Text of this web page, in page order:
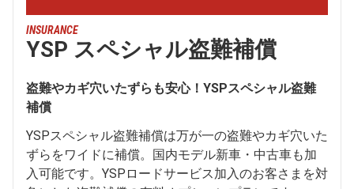
INSURANCE
YSP スペシャル盗難補償
盗難やカギ穴いたずらも安心！YSPスペシャル盗難
補償
YSPスペシャル盗難補償は万が一の盗難やカギ穴いた
ずらをワイドに補償。国内モデル新車・中古車も加
入可能です。YSPロードサービス加入のお客さまを対